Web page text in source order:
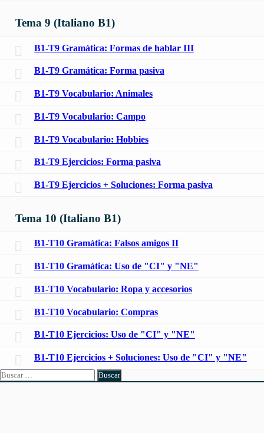
Tema 9 (Italiano B1)
B1-T9 Gramática: Formas de hablar III
B1-T9 Gramática: Forma pasiva
B1-T9 Vocabulario: Animales
B1-T9 Vocabulario: Campo
B1-T9 Vocabulario: Hobbies
B1-T9 Ejercicios: Forma pasiva
B1-T9 Ejercicios + Soluciones: Forma pasiva
Tema 10 (Italiano B1)
B1-T10 Gramática: Falsos amigos II
B1-T10 Gramática: Uso de "CI" y "NE"
B1-T10 Vocabulario: Ropa y accesorios
B1-T10 Vocabulario: Compras
B1-T10 Ejercicios: Uso de "CI" y "NE"
B1-T10 Ejercicios + Soluciones: Uso de "CI" y "NE"
Buscar: